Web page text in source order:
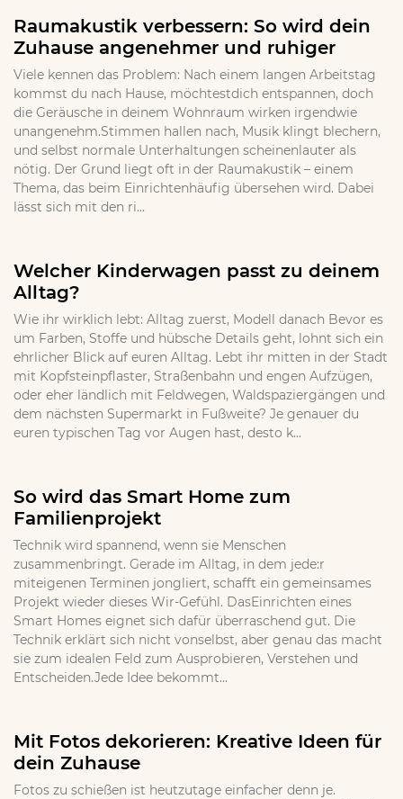
Raumakustik verbessern: So wird dein
Zuhause angenehmer und ruhiger
Viele kennen das Problem: Nach einem langen Arbeitstag
kommst du nach Hause, möchtestdich entspannen, doch
die Geräusche in deinem Wohnraum wirken irgendwie
unangenehm.Stimmen hallen nach, Musik klingt blechern,
und selbst normale Unterhaltungen scheinenlauter als
nötig. Der Grund liegt oft in der Raumakustik – einem
Thema, das beim Einrichtenhäufig übersehen wird. Dabei
lässt sich mit den ri...
Welcher Kinderwagen passt zu deinem
Alltag?
Wie ihr wirklich lebt: Alltag zuerst, Modell danach Bevor es
um Farben, Stoffe und hübsche Details geht, lohnt sich ein
ehrlicher Blick auf euren Alltag. Lebt ihr mitten in der Stadt
mit Kopfsteinpflaster, Straßenbahn und engen Aufzügen,
oder eher ländlich mit Feldwegen, Waldspaziergängen und
dem nächsten Supermarkt in Fußweite? Je genauer du
euren typischen Tag vor Augen hast, desto k...
So wird das Smart Home zum
Familienprojekt
Technik wird spannend, wenn sie Menschen
zusammenbringt. Gerade im Alltag, in dem jede:r
miteigenen Terminen jongliert, schafft ein gemeinsames
Projekt wieder dieses Wir-Gefühl. DasEinrichten eines
Smart Homes eignet sich dafür überraschend gut. Die
Technik erklärt sich nicht vonselbst, aber genau das macht
sie zum idealen Feld zum Ausprobieren, Verstehen und
Entscheiden.Jede Idee bekommt...
Mit Fotos dekorieren: Kreative Ideen für
dein Zuhause
Fotos zu schießen ist heutzutage einfacher denn je.